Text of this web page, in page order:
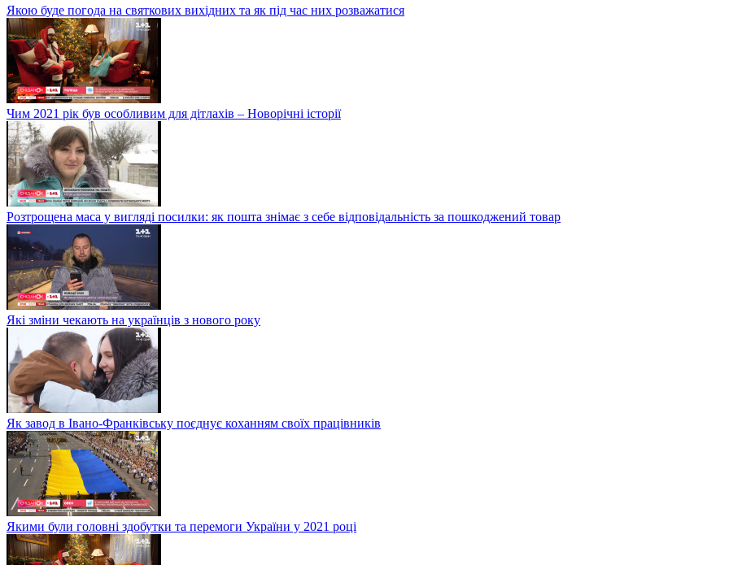
Якою буде погода на святкових вихідних та як під час них розважатися
Чим 2021 рік був особливим для дітлахів – Новорічні історії
Розтрощена маса у вигляді посилки: як пошта знімає з себе відповідальність за пошкоджений товар
Які зміни чекають на українців з нового року
Як завод в Івано-Франківську поєднує коханням своїх працівників
Якими були головні здобутки та перемоги України у 2021 році